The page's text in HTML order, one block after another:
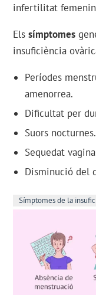
infertilitat
Elssímptomes
insuficiència
Períodes
amenorrea.
Dificultat per
Suors nocturnes.
Sequedat
Disminució del
Símptomes de la